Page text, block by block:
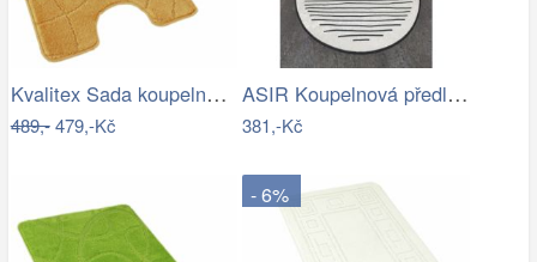
Kvalitex Sada koupelnových předložek…
489,-479,-Kč
ASIR Koupelnová předložka BOMB černobílá
381,-Kč
- 6%